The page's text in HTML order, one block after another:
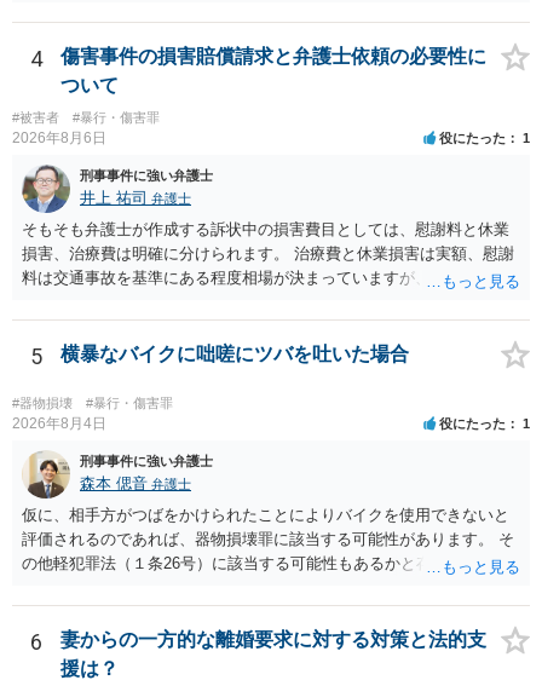
4
傷害事件の損害賠償請求と弁護士依頼の必要性に
ついて
#被害者 #暴行・傷害罪
2026年8月6日 役にたった 1
刑事事件に強い弁護士
井上 祐司 弁護士
そもそも弁護士が作成する訴状中の損害費目としては、慰謝料と休業
損害、治療費は明確に分けられます。 治療費と休業損害は実額、慰謝
料は交通事故を基準にある程度相場が決まっていますが、全治１０日
ます。 そうすると、弁護士に依頼した場合はおそらく高い確率で費用
倒れ（回収しても全額弁護士費用となる）となる可能性が高いものと
予想します。 本人訴訟で進める場合には、すでに刑事手続が終了して
いる以上、相手方に資力がないことが多く回収できないケースが多い
（そのため、刑事事件の手続き中に、不本意ではあっても加害者の身
体拘束と、処分待ちという状況を利用して、被害弁償を受けておくこ
とが有効である場合が多い）ことを考慮しておく必要があります。
5 横暴なバイクに咄嗟にツバを吐いた場合
#器物損壊 #暴行・傷害罪
2026年8月4日 役にたった 1
刑事事件に強い弁護士
森本 偲音 弁護士
仮に、相手方がつばをかけられたことによりバイクを使用できないと
評価されるのであれば、器物損壊罪に該当する可能性があります。 そ
の他軽犯罪法（１条26号）に該当する可能性もあるかと存じます。 確
ご相談者様の対応によってはご相談者の方にも責任が生じてしまう 可
能性がございますので、冷静にご対応いただくようご留意いただけれ
ばと存じます。 以上、ご参考までに。
6
妻からの一方的な離婚要求に対する対策と法的支
援は？